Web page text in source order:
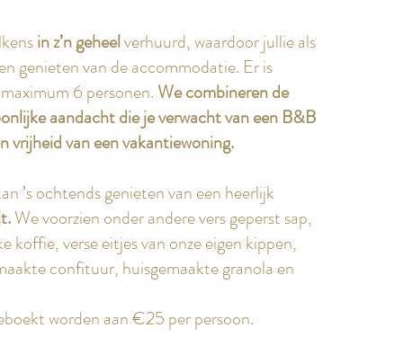
in z’n geheelverhuurd, waardoor jullie als
genieten van de accommodatie. Er is
6 personen. We combineren de
aandacht die je verwacht van een B&B
vrijheid van een vakantiewoning.
’s ochtends genieten van een heerlijk
We voorzien onder andere vers geperst sap,
koffie, verse eitjes van onze eigen kippen,
confituur, huisgemaakte granola en
worden aan €25 per persoon.